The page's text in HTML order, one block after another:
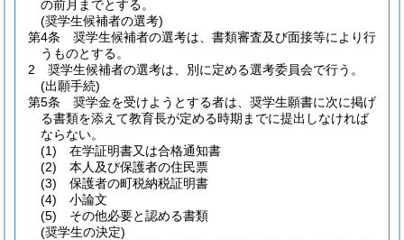
の前月までとする。
(奨学生候補者の選考)
第4条
奨学生候補者の選考は、書類審査及び面接等により行
うものとする。
2
奨学生候補者の選考は、別に定める選考委員会で行う。
(出願手続)
第5条
奨学金を受けようとする者は、奨学生願書に次に掲げ
る書類を添えて教育長が定める時期までに提出しなければ
ならない。
(1)
在学証明書又は合格通知書
(2)
本人及び保護者の住民票
(3)
保護者の町税納税証明書
(4)
小論文
(5)
その他必要と認める書類
(奨学生の決定)